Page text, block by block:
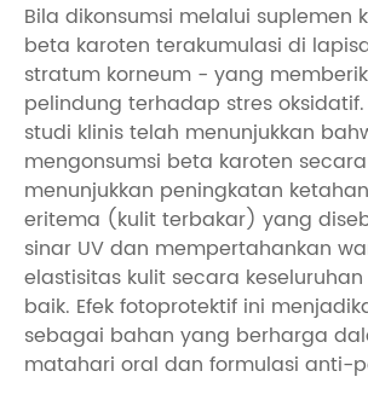
Bila dikonsumsi melalui suplemen
beta karoten terakumulasi di
stratum korneum - yang
pelindung terhadap stres
studi klinis telah menunjukkan
mengonsumsi beta karoten
menunjukkan peningkatan
eritema (kulit terbakar) yang
sinar UV dan mempertahankan
elastisitas kulit secara
baik. Efek fotoprotektif ini
sebagai bahan yang berharga
matahari oral dan formulasi anti-